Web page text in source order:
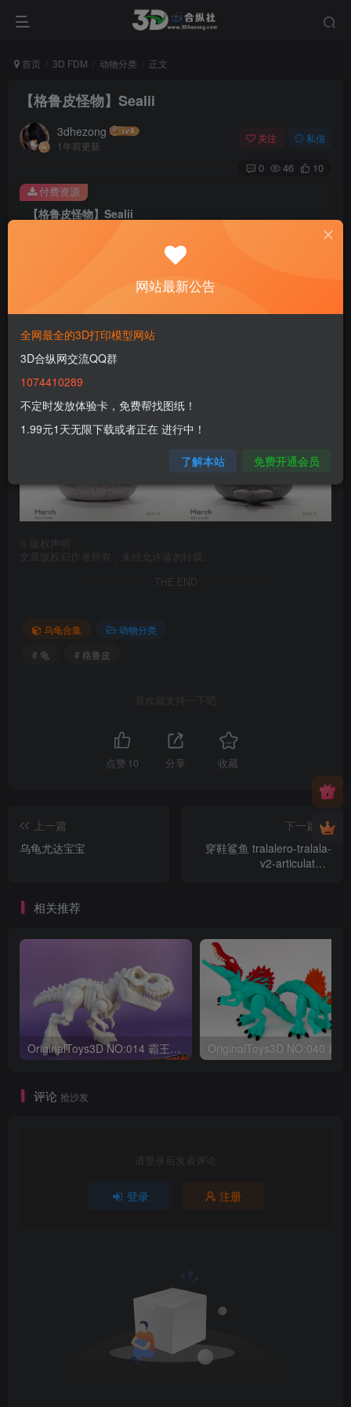
首页 3D FDM 动物分类 正文
【格鲁皮怪物】Sealii
3dhezong
1年前更新
关注 私信
0 46 10
【格鲁皮怪物】Sealii
100
免费
付费资源
版权声明
文章版权归作者所有，未经允许请勿转载。
THE END
乌龟合集
动物分类
# 龟
# 格鲁皮
喜欢就支持一下吧
点赞 10 分享 收藏
上一篇
乌龟尤达宝宝
下一篇
穿鞋鲨鱼 tralalero-tralala-
v2-articulated-
相关推荐
OriginalToys3D NO:014 霸王龙骨架
评论 抢沙发
请登录后发表评论
登录 注册
网站最新公告
全网最全的3D打印模型网站
3D合纵网交流QQ群
1074410289
不定时发放体验卡，免费帮找图纸！
1.99元1天无限下载或者正在 进行中！
了解本站 免费开通会员